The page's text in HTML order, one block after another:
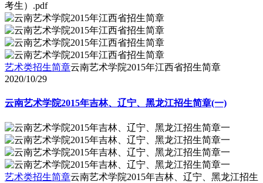
考生）.pdf
艺术类招生简章云南艺术学院2015年江西省招生简章
2020/10/29
云南艺术学院2015年吉林、辽宁、黑龙江招生简章(一)
艺术类招生简章云南艺术学院2015年吉林、辽宁、黑龙江招生